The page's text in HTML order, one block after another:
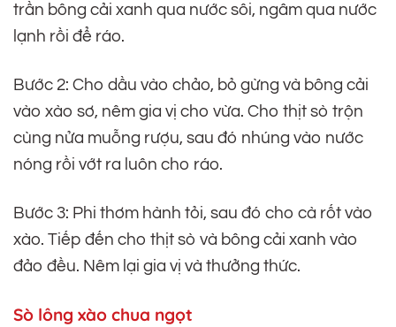
trần bông cải xanh qua nước sôi, ngâm qua nước
lạnh rồi để ráo.
Bước 2: Cho dầu vào chảo, bỏ gừng và bông cải
vào xào sơ, nêm gia vị cho vừa. Cho thịt sò trộn
cùng nửa muỗng rượu, sau đó nhúng vào nước
nóng rồi vớt ra luôn cho ráo.
Bước 3: Phi thơm hành tỏi, sau đó cho cà rốt vào
xào. Tiếp đến cho thịt sò và bông cải xanh vào
đảo đều. Nêm lại gia vị và thưởng thức.
Sò lông xào chua ngọt